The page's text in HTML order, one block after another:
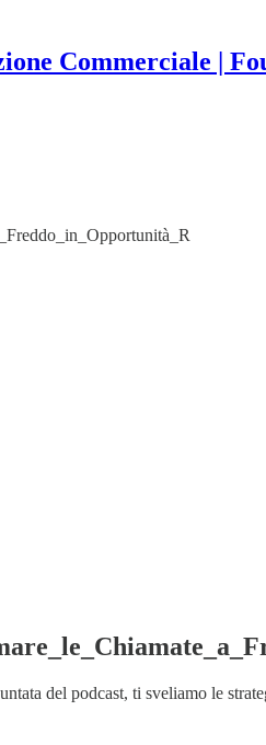
Commerciale |
del podcast, ti sveliamo le